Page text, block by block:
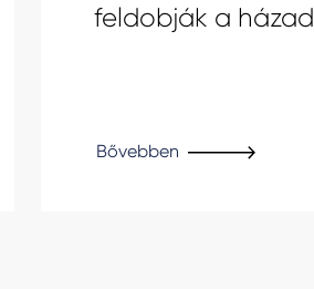
feldobják a házad
Bővebben